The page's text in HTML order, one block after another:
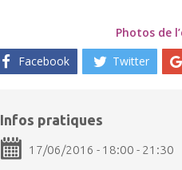
Photos de
Facebook
Twitter
Infos pratiques
17/06/2016 - 18:00 - 21:30